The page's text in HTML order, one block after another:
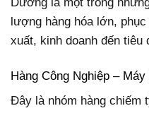
Dương là một trong
lượng hàng hóa lớn,
xuất, kinh doanh đến tiêu
Hàng Công Nghiệp – Máy
Đây là nhóm hàng chiếm